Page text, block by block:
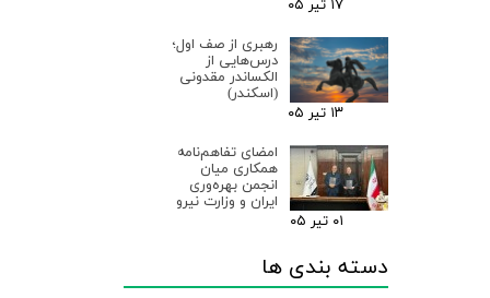
۱۷ تیر ۰۵
رهبری از صف اول؛
درس‌هایی از
الکساندر مقدونی
(اسکندر)
۱۳ تیر ۰۵
امضای تفاهم‌نامه
همکاری میان
انجمن بهره‌وری
ایران و وزارت نیرو
۰۱ تیر ۰۵
دسته بندی ها